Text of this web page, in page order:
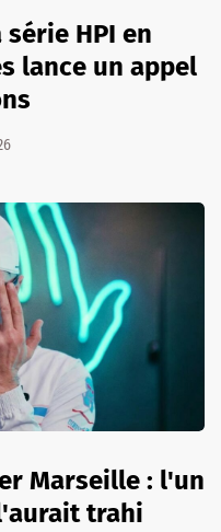
HPI en
lance un appel
Marseille : l'un
trahi